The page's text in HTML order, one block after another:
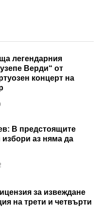
легендарния
Верди“ от
концерт на
В предстоящите
избори аз няма да
за извеждане
на трети и четвърти